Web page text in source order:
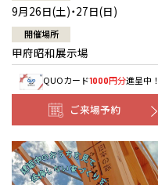
9月26日(土)・27日(日)
開催場所
甲府昭和展示場
QUOカード1000円分進呈中！
ご来場予約